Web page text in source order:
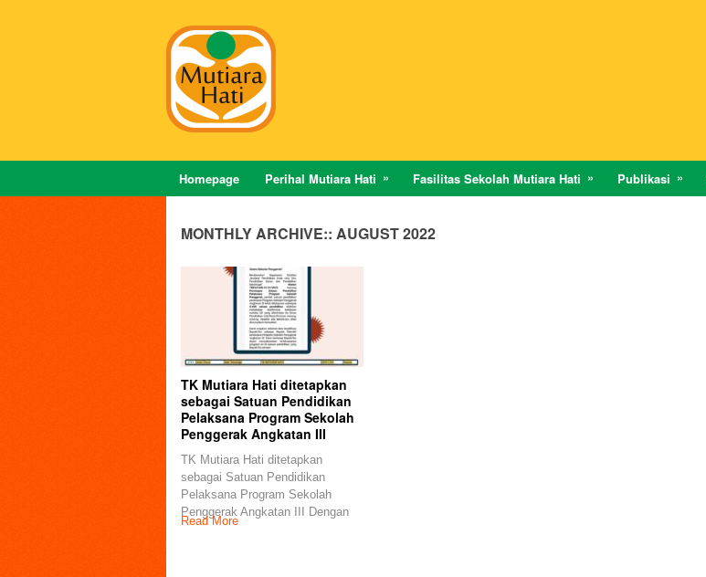
Homepage Perihal Mutiara Hati Fasilitas Sekolah Mutiara Hati Publikasi
MONTHLY ARCHIVE:: AUGUST 2022
TK Mutiara Hati ditetapkan
sebagai Satuan Pendidikan
Pelaksana Program Sekolah
Penggerak Angkatan III
TK Mutiara Hati ditetapkan
sebagai Satuan Pendidikan
Pelaksana Program Sekolah
Penggerak Angkatan III Dengan
Read More